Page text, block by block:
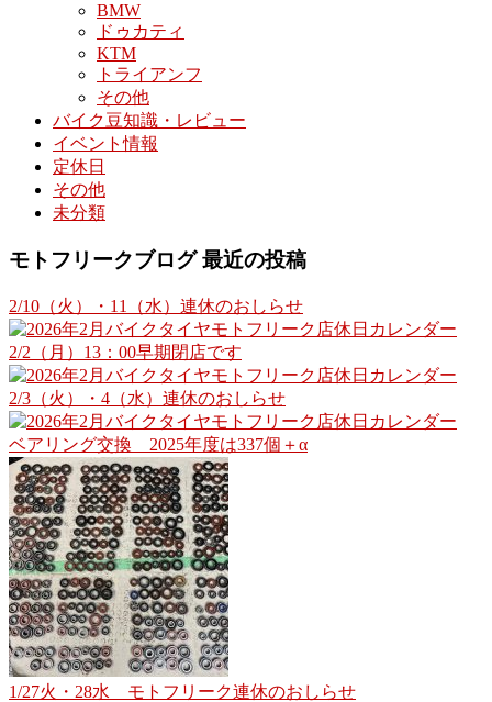
BMW
ドゥカティ
KTM
トライアンフ
その他
バイク豆知識・レビュー
イベント情報
定休日
その他
未分類
モトフリークブログ 最近の投稿
2/10（火）・11（水）連休のおしらせ
2/2（月）13：00早期閉店です
2/3（火）・4（水）連休のおしらせ
ベアリング交換 2025年度は337個＋α
1/27火・28水 モトフリーク連休のおしらせ